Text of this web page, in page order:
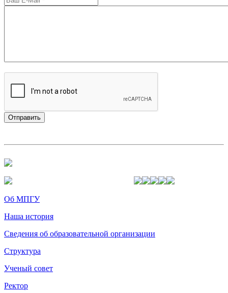
Об МПГУ
Наша история
Сведения об образовательной организации
Структура
Ученый совет
Ректор